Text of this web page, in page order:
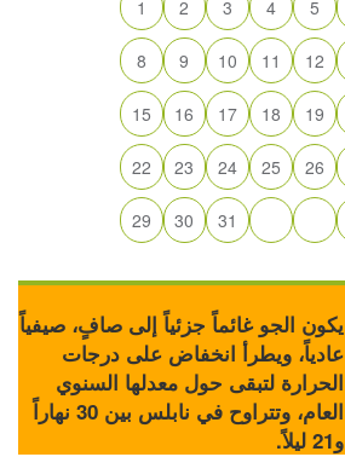
1 2 3 4 5
8 9 10 11 12
15 16 17 18 19
22 23 24 25 26
29 30 31
يكون الجو غائماً جزئياً إلى صافٍ، صيفياً
عادياً، ويطرأ انخفاض على درجات
الحرارة لتبقى حول معدلها السنوي
العام، وتتراوح في نابلس بين 30 نهاراً
و21 ليلاً.